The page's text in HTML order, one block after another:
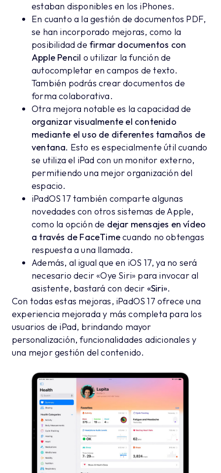
estaban disponibles en los iPhones.
En cuanto a la gestión de documentos PDF,
se han incorporado mejoras, como la
posibilidad de firmar documentos con
Apple Pencil o utilizar la función de
autocompletar en campos de texto.
También podrás crear documentos de
forma colaborativa.
Otra mejora notable es la capacidad de
organizar visualmente el contenido
mediante el uso de diferentes tamaños de
ventana. Esto es especialmente útil cuando
se utiliza el iPad con un monitor externo,
permitiendo una mejor organización del
espacio.
iPadOS 17 también comparte algunas
novedades con otros sistemas de Apple,
como la opción de dejar mensajes en vídeo
a través de FaceTimecuando no obtengas
respuesta a una llamada.
Además, al igual que en iOS 17, ya no será
necesario decir «Oye Siri» para invocar al
asistente, bastará con decir «Siri».
Con todas estas mejoras, iPadOS 17 ofrece una
experiencia mejorada y más completa para los
usuarios de iPad, brindando mayor
personalización, funcionalidades adicionales y
una mejor gestión del contenido.